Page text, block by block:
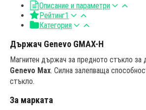
Описание и параметри
Рейтинг1
Категория
Държач Genevo GMAX-H
Магнитен държач за предното стъкло за
Genevo Max. Силна залепваща
стъкло.
За марката